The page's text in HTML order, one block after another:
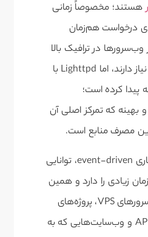
هستند؛ مخصوصاً زمانی
درخواست هم‌زمان
در ترافیک بالا
به RAM و CPU زیادی نیاز دارند، اما Lighttpd با
پیدا کرده است؛
که تمرکز اصلی آن
مصرف منابع است.
Lighttpd به دلیل معماری event-driven، توانایی
زیادی را دارد و همین
موضوع باعث شده در سرورهای VPS، پروژه‌های
پرترافیک، سرویس‌های API و وب‌سایت‌هایی که به